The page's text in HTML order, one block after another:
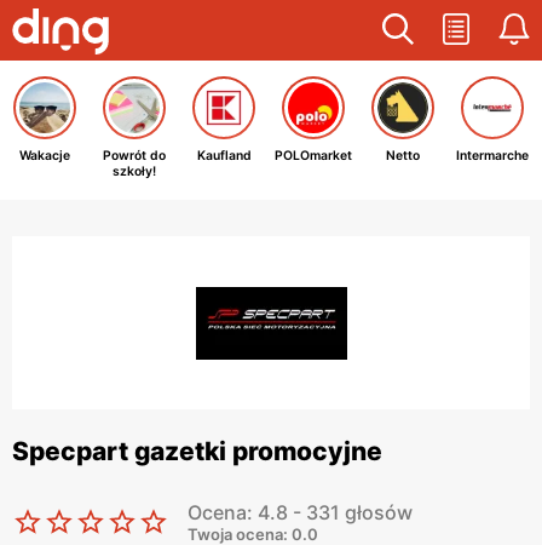
Wakacje
Powrót do
szkoły!
Kaufland POLOmarket Netto Intermarche
Specpart gazetki promocyjne
Ocena: 4.8 - 331 głosów
Twoja ocena: 0.0